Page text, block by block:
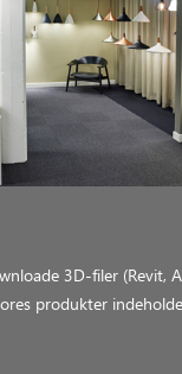
3D-filer (Revit,
produkter